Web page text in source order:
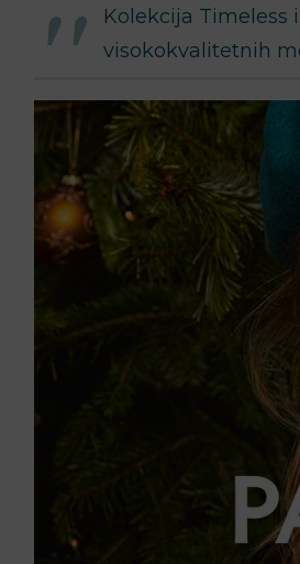
Kolekcija Timeless
visokokvalitetnih